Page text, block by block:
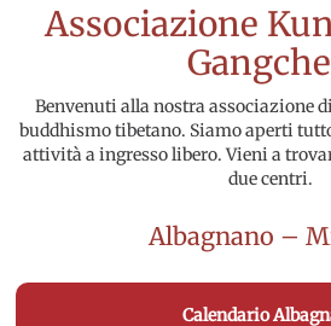
Associazione
Benvenuti alla nostra associazione
buddhismo tibetano. Siamo aperti
attività a ingresso libero. Vieni a
due centri.
Albagnano –
Calendario